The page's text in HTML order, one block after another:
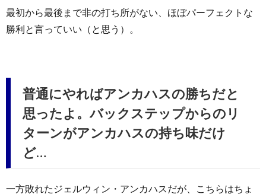
最初から最後まで非の打ち所がない、ほぼパーフェクトな
勝利と言っていい（と思う）。
普通にやればアンカハスの勝ちだと
思ったよ。バックステップからのリ
ターンがアンカハスの持ち味だけ
ど…
一方敗れたジェルウィン・アンカハスだが、こちらはちょ